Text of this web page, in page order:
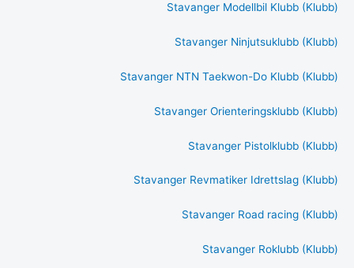
Stavanger Modellbil Klubb (Klubb)
Stavanger Ninjutsuklubb (Klubb)
Stavanger NTN Taekwon-Do Klubb (Klubb)
Stavanger Orienteringsklubb (Klubb)
Stavanger Pistolklubb (Klubb)
Stavanger Revmatiker Idrettslag (Klubb)
Stavanger Road racing (Klubb)
Stavanger Roklubb (Klubb)